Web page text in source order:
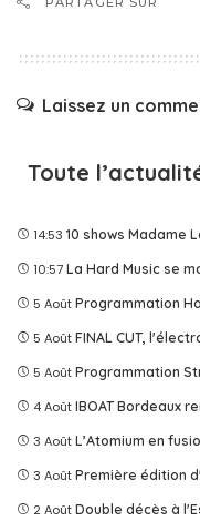
Laissez un
Toute
14:53 10 shows Madame
10:57 La Hard Music se
5 Août Programmation
5 Août FINAL CUT,
5 Août Programmation
4 Août IBOAT Bordeaux
3 Août L’Atomium en
3 Août Première édition
2 Août Double décès à